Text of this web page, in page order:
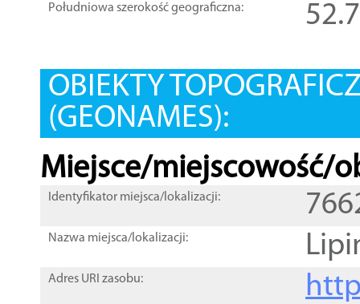
Południowa szerokość geograficzna:
OBIEKTY
(GEONAMES):
Miejsce/miejscowość/
Identyfikator miejsca/lokalizacji:
Nazwa miejsca/lokalizacji:
Adres URI zasobu: